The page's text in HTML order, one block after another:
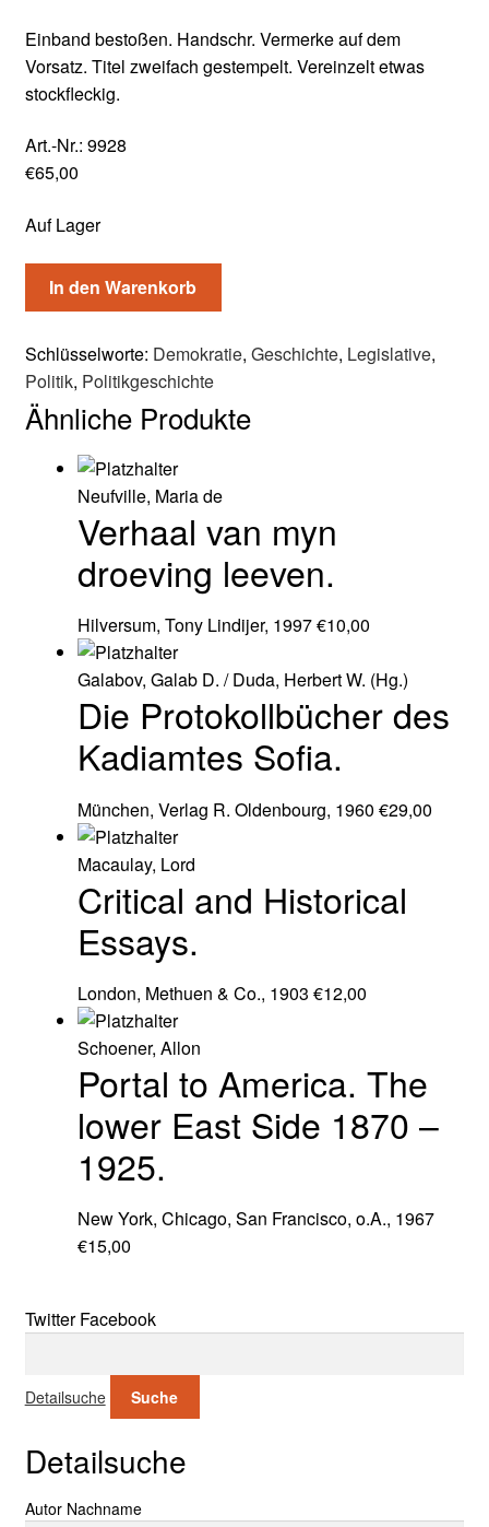
Einband bestoßen. Handschr. Vermerke auf dem
Vorsatz. Titel zweifach gestempelt. Vereinzelt etwas
stockfleckig.
Art.-Nr.: 9928
€65,00
Auf Lager
In den Warenkorb
Schlüsselworte: Demokratie, Geschichte, Legislative,
Politik, Politikgeschichte
Ähnliche Produkte
Neufville, Maria de
Verhaal van myn
droeving leeven.
Hilversum, Tony Lindijer, 1997€10,00
Galabov, Galab D. / Duda, Herbert W. (Hg.)
Die Protokollbücher des
Kadiamtes Sofia.
München, Verlag R. Oldenbourg, 1960 €29,00
Macaulay, Lord
Critical and Historical
Essays.
London, Methuen & Co., 1903 €12,00
Schoener, Allon
Portal to America. The
lower East Side 1870 –
1925.
New York, Chicago, San Francisco, o.A., 1967
€15,00
Twitter Facebook
Detailsuche Suche
Detailsuche
Suche nach:
Autor Nachname